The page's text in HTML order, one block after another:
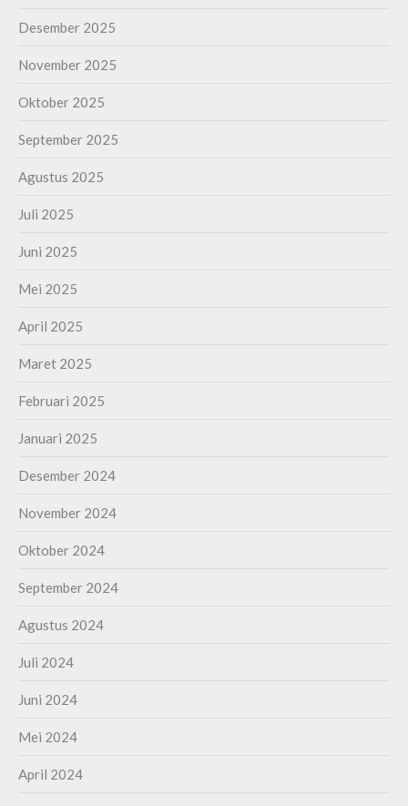
Desember 2025
November 2025
Oktober 2025
September 2025
Agustus 2025
Juli 2025
Juni 2025
Mei 2025
April 2025
Maret 2025
Februari 2025
Januari 2025
Desember 2024
November 2024
Oktober 2024
September 2024
Agustus 2024
Juli 2024
Juni 2024
Mei 2024
April 2024